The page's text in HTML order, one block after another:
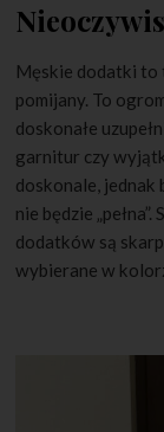
Męskie dodatki to
pomijany. To
doskonałe
garnitur czy
doskonale, jednak
nie będzie
dodatków są
wybierane w